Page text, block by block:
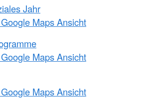
Jahr
Maps Ansicht
Maps Ansicht
Maps Ansicht